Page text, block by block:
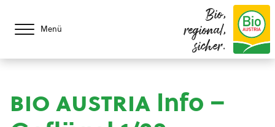
Menü
Bio,
regional,
sicher.
bio austria Info –